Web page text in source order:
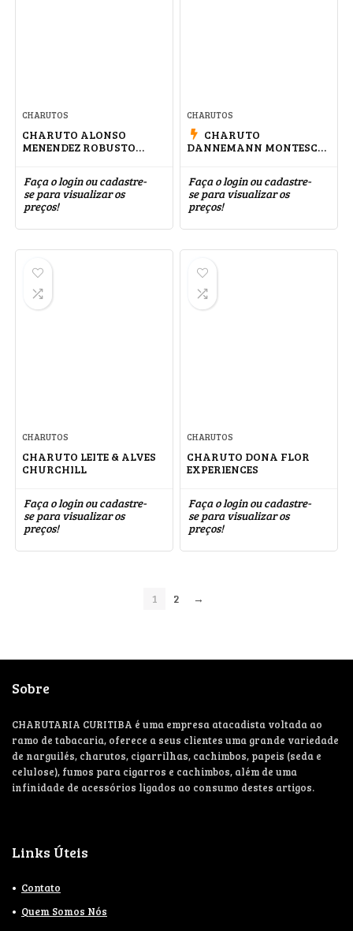
CHARUTOS
CHARUTO ALONSO
MENENDEZ ROBUSTO
Faça o login ou cadastre-
se para visualizar os
preços!
CHARUTOS
CHARUTO
DANNEMANN MONTESCO
Faça o login ou cadastre-
se para visualizar os
preços!
CHARUTOS
CHARUTO LEITE & ALVES
CHURCHILL
Faça o login ou cadastre-
se para visualizar os
preços!
CHARUTOS
CHARUTO DONA FLOR
EXPERIENCES
Faça o login ou cadastre-
se para visualizar os
preços!
1 2 →
Sobre
CHARUTARIA CURITIBA é uma empresa atacadista voltada ao
ramo de tabacaria, oferece a seus clientes uma grande variedade
de narguilés, charutos, cigarrilhas, cachimbos, papeis (seda e
celulose), fumos para cigarros e cachimbos, além de uma
infinidade de acessórios ligados ao consumo destes artigos.
Links Úteis
Contato
Quem Somos Nós